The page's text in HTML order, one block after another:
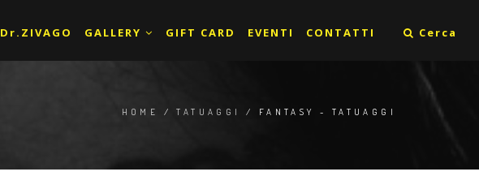
Dr.ZIVAGO GALLERY GIFT CARD EVENTI CONTATTI Cerca
HOME /TATUAGGI / FANTASY - TATUAGGI